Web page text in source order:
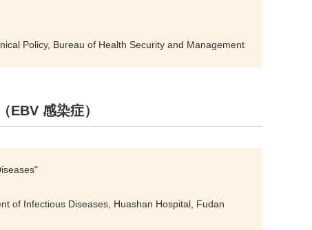
Policy, Bureau of Health Security and Management
感染症）
of Infectious Diseases, Huashan Hospital, Fudan